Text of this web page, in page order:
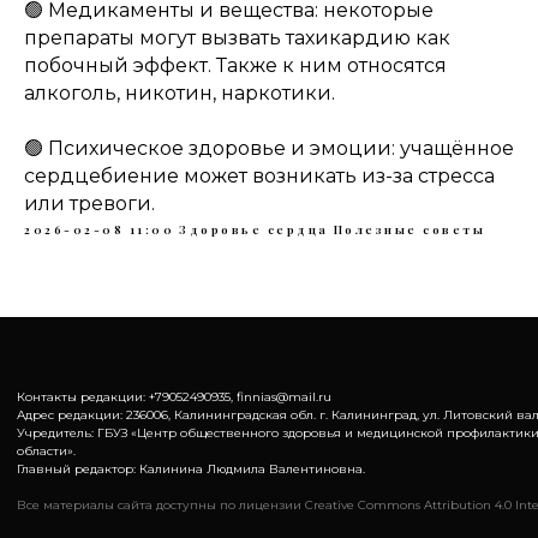
🟢 Медикаменты и вещества: некоторые
препараты могут вызвать тахикардию как
побочный эффект. Также к ним относятся
алкоголь, никотин, наркотики.
🟢 Психическое здоровье и эмоции: учащённое
сердцебиение может возникать из-за стресса
или тревоги.
2026-02-08 11:00 Здоровье сердца Полезные советы
Контакты редакции: +79052490935, finnias@mail.ru
Адрес редакции: 236006, Калининградская обл. г. Калининград, ул. Литовский
Учредитель: ГБУЗ «Центр общественного здоровья и медицинской
области».
Главный редактор: Калинина Людмила Валентиновна.
Все материалы сайта доступны по лицензии Creative Commons Attribution 4.0